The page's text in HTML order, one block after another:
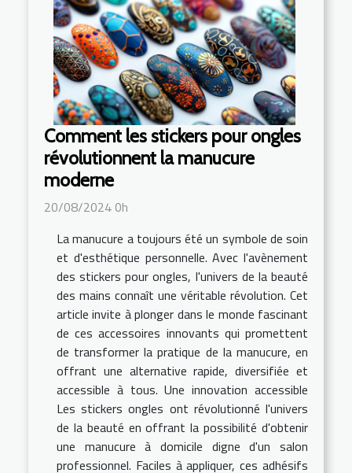
Comment les stickers pour ongles
révolutionnent la manucure
moderne
20/08/2024 0h
La manucure a toujours été un symbole de soin
et d'esthétique personnelle. Avec l'avènement
des stickers pour ongles, l'univers de la beauté
des mains connaît une véritable révolution. Cet
article invite à plonger dans le monde fascinant
de ces accessoires innovants qui promettent
de transformer la pratique de la manucure, en
offrant une alternative rapide, diversifiée et
accessible à tous. Une innovation accessible
Les stickers ongles ont révolutionné l'univers
de la beauté en offrant la possibilité d'obtenir
une manucure à domicile digne d'un salon
professionnel. Faciles à appliquer, ces adhésifs